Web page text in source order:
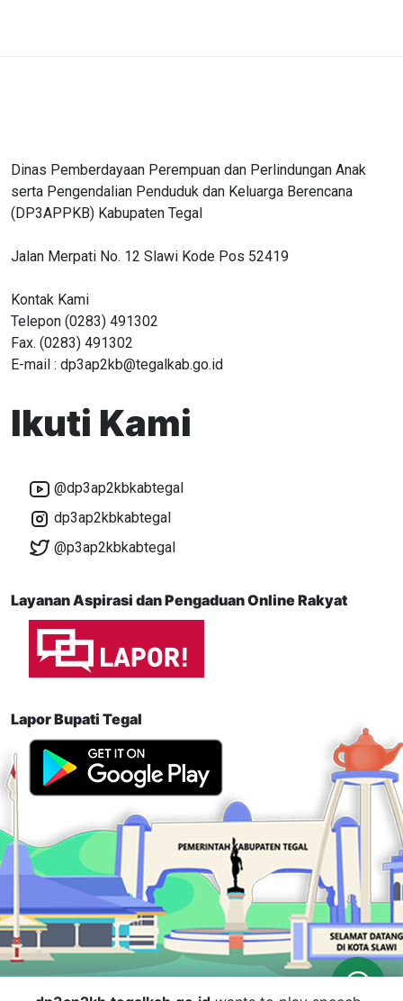
Dinas Pemberdayaan Perempuan dan Perlindungan Anak
serta Pengendalian Penduduk dan Keluarga Berencana
(DP3APPKB) Kabupaten Tegal
Jalan Merpati No. 12 Slawi Kode Pos 52419
Kontak Kami
Telepon (0283) 491302
Fax. (0283) 491302
E-mail : dp3ap2kb@tegalkab.go.id
Ikuti Kami
@dp3ap2kbkabtegal
dp3ap2kbkabtegal
@p3ap2kbkabtegal
Layanan Aspirasi dan Pengaduan Online Rakyat
Lapor Bupati Tegal